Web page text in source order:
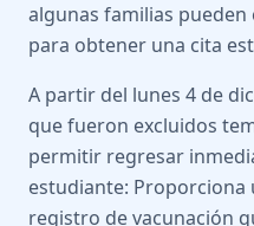
algunas familias
para obtener una cita
A partir del lunes 4 de
que fueron excluidos
permitir regresar
estudiante: Proporciona
registro de vacunación